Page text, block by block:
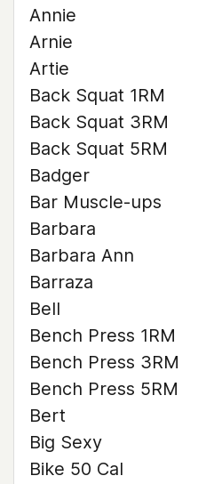
Annie
Arnie
Artie
Back Squat 1RM
Back Squat 3RM
Back Squat 5RM
Badger
Bar Muscle-ups
Barbara
Barbara Ann
Barraza
Bell
Bench Press 1RM
Bench Press 3RM
Bench Press 5RM
Bert
Big Sexy
Bike 50 Cal